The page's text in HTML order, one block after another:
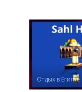
Отдых в Египте